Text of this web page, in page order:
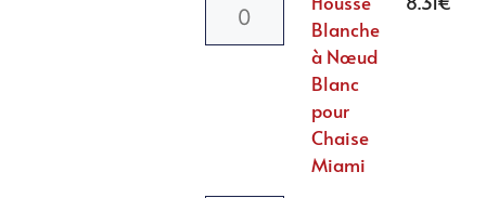
Blanche
à Nœud
Blanc
pour
Chaise
Miami